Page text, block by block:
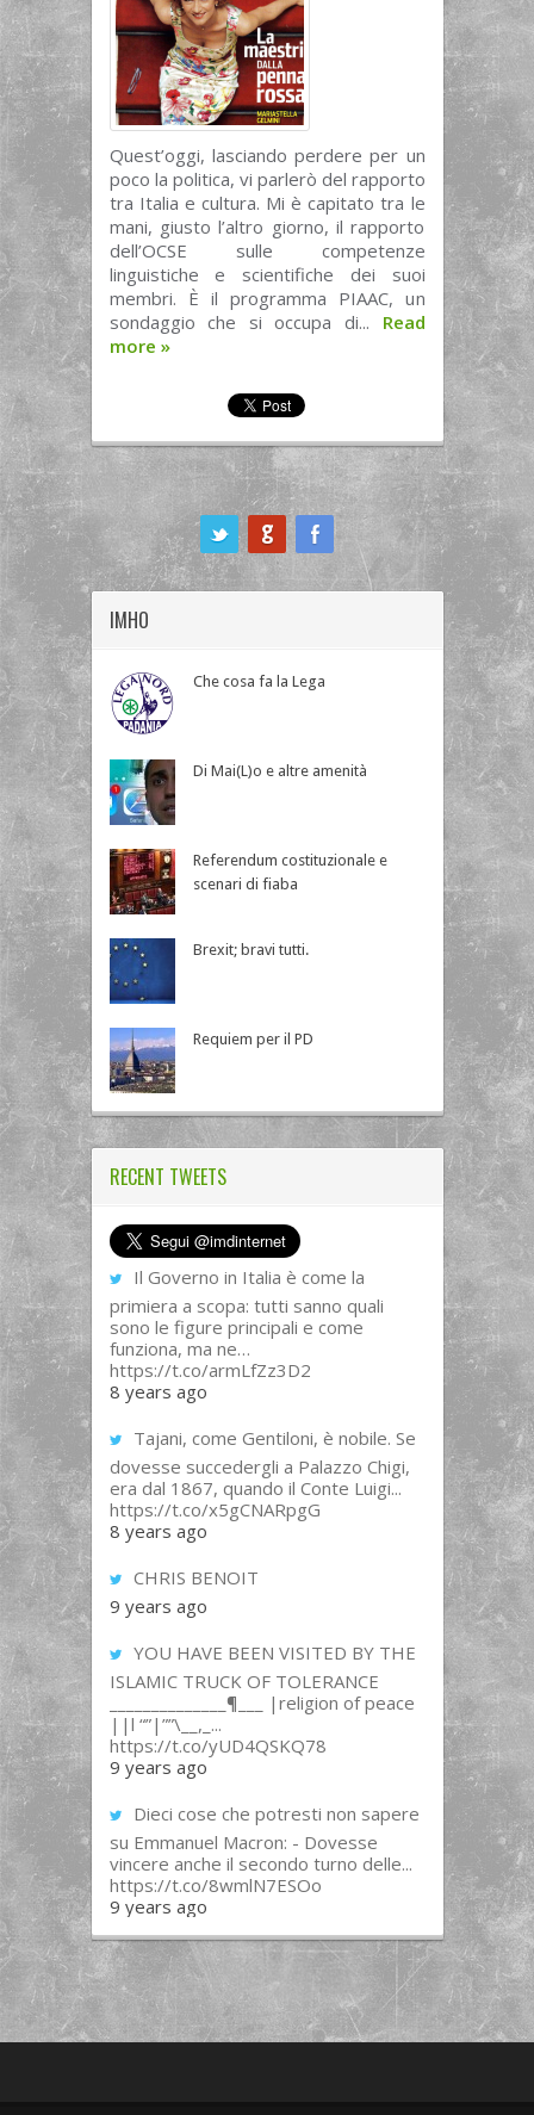
Quest’oggi, lasciando perdere per un
poco la politica, vi parlerò del rapporto
tra Italia e cultura. Mi è capitato tra le
mani, giusto l’altro giorno, il rapporto
dell’OCSE sulle competenze
linguistiche e scientifiche dei suoi
membri. È il programma PIAAC, un
sondaggio che si occupa di... Read
more »
IMHO
Che cosa fa la Lega
Di Mai(L)o e altre amenità
Referendum costituzionale e
scenari di fiaba
Brexit; bravi tutti.
Requiem per il PD
RECENT TWEETS
Il Governo in Italia è come la
primiera a scopa: tutti sanno quali
sono le figure principali e come
funziona, ma ne…
https://t.co/armLfZz3D2
8 years ago
Tajani, come Gentiloni, è nobile. Se
dovesse succedergli a Palazzo Chigi,
era dal 1867, quando il Conte Luigi...
https://t.co/x5gCNARpgG
8 years ago
CHRIS BENOIT
9 years ago
YOU HAVE BEEN VISITED BY THE
ISLAMIC TRUCK OF TOLERANCE
______________¶___ |religion of peace
||l “”|””\__,_...
https://t.co/yUD4QSKQ78
9 years ago
Dieci cose che potresti non sapere
su Emmanuel Macron: - Dovesse
vincere anche il secondo turno delle...
https://t.co/8wmlN7ESOo
9 years ago